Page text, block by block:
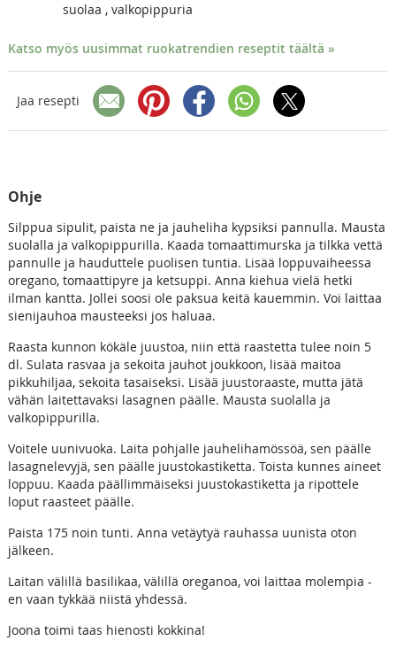
suolaa , valkopippuria
Katso myös uusimmat ruokatrendien reseptit täältä »
Jaa resepti
Ohje
Silppua sipulit, paista ne ja jauheliha kypsiksi pannulla. Mausta
suolalla ja valkopippurilla. Kaada tomaattimurska ja tilkka vettä
pannulle ja hauduttele puolisen tuntia. Lisää loppuvaiheessa
oregano, tomaattipyre ja ketsuppi. Anna kiehua vielä hetki
ilman kantta. Jollei soosi ole paksua keitä kauemmin. Voi laittaa
sienijauhoa mausteeksi jos haluaa.
Raasta kunnon kökäle juustoa, niin että raastetta tulee noin 5
dl. Sulata rasvaa ja sekoita jauhot joukkoon, lisää maitoa
pikkuhiljaa, sekoita tasaiseksi. Lisää juustoraaste, mutta jätä
vähän laitettavaksi lasagnen päälle. Mausta suolalla ja
valkopippurilla.
Voitele uunivuoka. Laita pohjalle jauhelihamössöä, sen päälle
lasagnelevyjä, sen päälle juustokastiketta. Toista kunnes aineet
loppuu. Kaada päällimmäiseksi juustokastiketta ja ripottele
loput raasteet päälle.
Paista 175 noin tunti. Anna vetäytyä rauhassa uunista oton
jälkeen.
Laitan välillä basilikaa, välillä oreganoa, voi laittaa molempia -
en vaan tykkää niistä yhdessä.
Joona toimi taas hienosti kokkina!